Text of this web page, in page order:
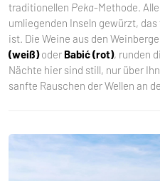
traditionellen Peka-Methode.
umliegenden Inseln gewürzt,
ist. Die Weine aus den
(weiß)oder Babić (rot), runden
Nächte hier sind still, nur über
sanfte Rauschen der Wellen an